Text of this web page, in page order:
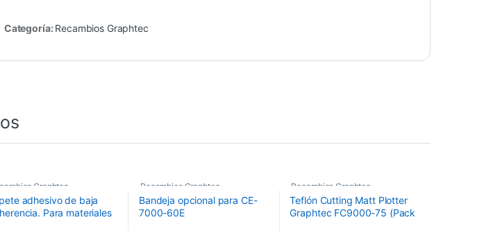
Categoría: Recambios Graphtec
Graphtec
adhesivo de baja
Para materiales
Recambios Graphtec
Bandeja opcional para CE-
7000-60E
Recambios Graphtec
Teflón Cutting Matt Plotter
Graphtec FC9000-75 (Pack